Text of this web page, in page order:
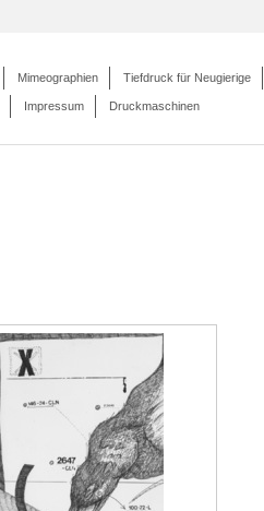
Mimeographien Tiefdruck für Neugierige
Impressum Druckmaschinen